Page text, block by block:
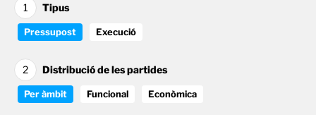
1 Tipus
Pressupost Execució
2 Distribució de les partides
Per àmbit Funcional Econòmica